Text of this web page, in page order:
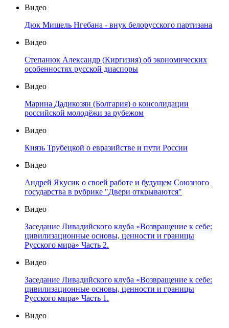
Видео
Дюк Мишель Нгебана - внук белорусского партизана
Видео
Степанюк Александр (Киргизия) об экономических
особенностях русской диаспоры
Видео
Марина Дадикозян (Болгария) о консолидации
российской молодёжи за рубежом
Видео
Князь Трубецкой о евразийстве и пути России
Видео
Андрей Якусик о своей работе и будущем Союзного
государства в рубрике "Двери открываются"
Видео
Заседание Ливадийского клуба «Возвращение к себе:
цивилизационные основы, ценности и границы
Русского мира» Часть 2.
Видео
Заседание Ливадийского клуба «Возвращение к себе:
цивилизационные основы, ценности и границы
Русского мира» Часть 1.
Видео